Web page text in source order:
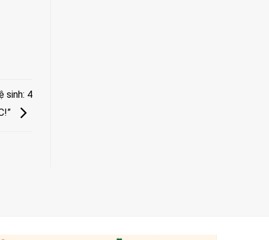
sinh: 4